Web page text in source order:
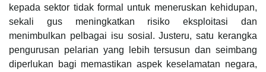
kepada sektor tidak formal untuk meneruskan kehidupan,
sekali gus meningkatkan risiko eksploitasi dan
menimbulkan pelbagai isu sosial. Justeru, satu kerangka
pengurusan pelarian yang lebih tersusun dan seimbang
diperlukan bagi memastikan aspek keselamatan negara,